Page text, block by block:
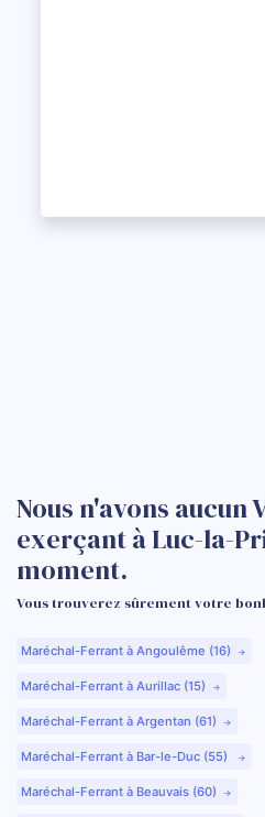
Nous n'avons aucun
exerçant à Luc-la-
moment.
Vous trouverez sûrement votre
Maréchal-Ferrant à Angoulême (16)
Maréchal-Ferrant à Aurillac (15)
Maréchal-Ferrant à Argentan (61)
Maréchal-Ferrant à Bar-le-Duc (55)
Maréchal-Ferrant à Beauvais (60)